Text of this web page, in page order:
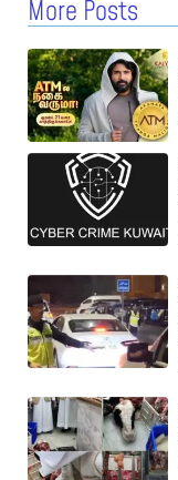
More Posts